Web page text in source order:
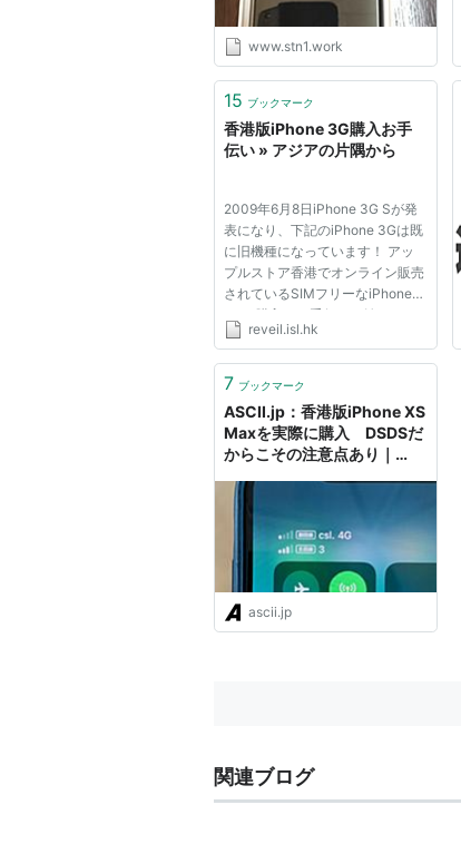
www.stn1.work
15 ブックマーク
香港版iPhone 3G購入お手
伝い » アジアの片隅から
2009年6月8日iPhone 3G Sが発
表になり、下記のiPhone 3Gは既
に旧機種になっています！ アッ
プルストア香港でオンライン販売
されているSIMフリーなiPhone
3Gの購入のお手伝いを始めま
す。 同サイトで日本のクレジッ
なりましたが発送先は相変わらず
「香港版の...
reveil.isl.hk
7 ブックマーク
ASCII.jp：香港版iPhone XS
Maxを実際に購入 DSDSだ
からこその注意点あり｜
ASCII徹底大特集！
ascii.jp
関連ブログ